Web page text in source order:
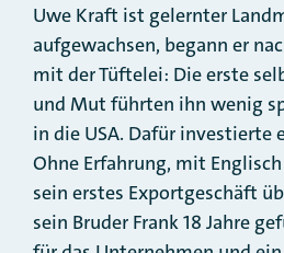
Uwe Kraft ist gelernter
aufgewachsen, begann er
mit der Tüftelei: Die erste
und Mut führten ihn wenig
in die USA. Dafür investierte
Ohne Erfahrung, mit
sein erstes Exportgeschäft
sein Bruder Frank 18 Jahre